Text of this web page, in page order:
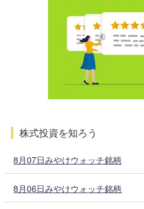
株式投資を知ろう
8月07日みやけウォッチ銘柄
8月06日みやけウォッチ銘柄